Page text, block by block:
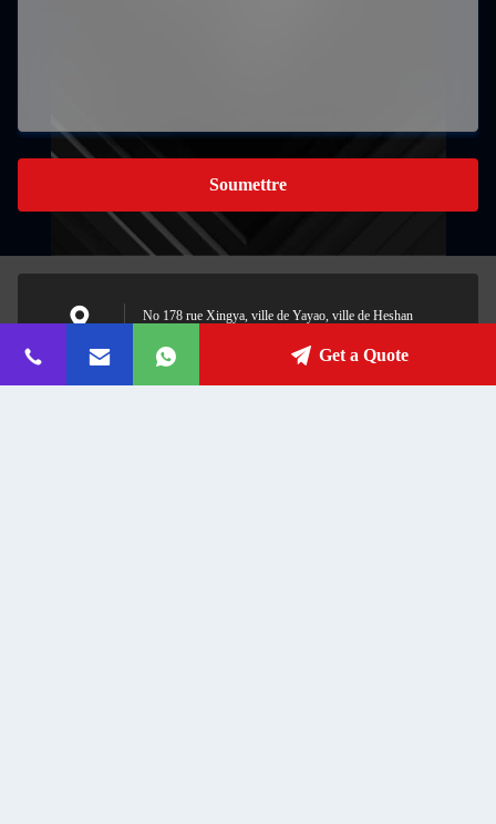
Soumettre
Address
No 178 rue Xingya, ville de Yayao, ville de Heshan
Get a Quote